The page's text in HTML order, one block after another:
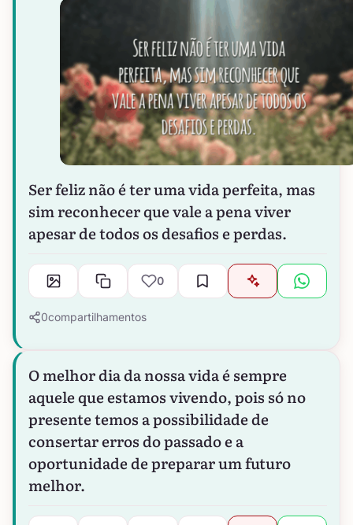
Ser feliz não é ter uma vida perfeita, mas
sim reconhecer que vale a pena viver
apesar de todos os desafios e perdas.
0
0compartilhamentos
O melhor dia da nossa vida é sempre
aquele que estamos vivendo, pois só no
presente temos a possibilidade de
consertar erros do passado e a
oportunidade de preparar um futuro
melhor.